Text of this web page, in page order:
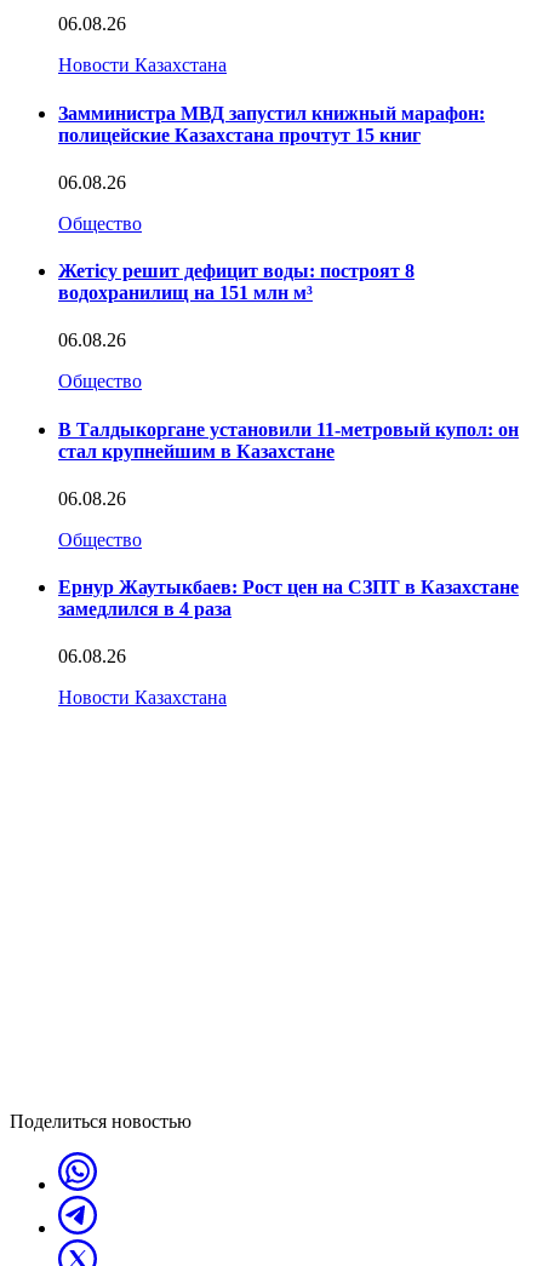
06.08.26
Новости Казахстана
Замминистра МВД запустил книжный марафон:
полицейские Казахстана прочтут 15 книг
06.08.26
Общество
Жетісу решит дефицит воды: построят 8
водохранилищ на 151 млн м³
06.08.26
Общество
В Талдыкоргане установили 11-метровый купол: он
стал крупнейшим в Казахстане
06.08.26
Общество
Ернур Жаутыкбаев: Рост цен на СЗПТ в Казахстане
замедлился в 4 раза
06.08.26
Новости Казахстана
Поделиться новостью